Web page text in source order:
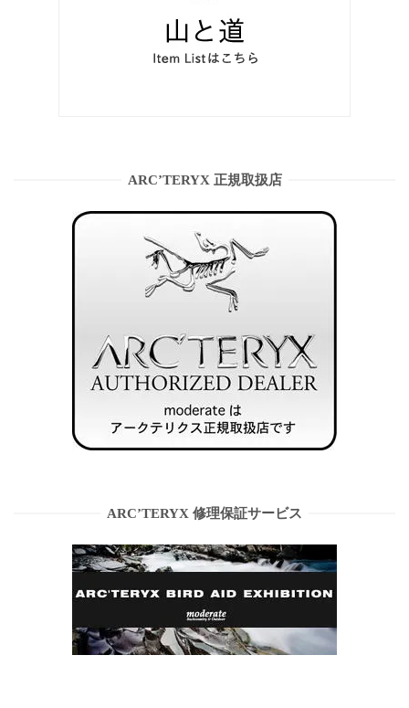
ARC’TERYX 正規取扱店
ARC’TERYX 修理保証サービス